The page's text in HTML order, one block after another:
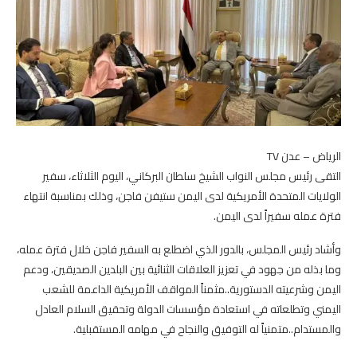
الرياض – عدن TV
التقى رئيس مجلس النواب الشيخ سلطان البركاني، اليوم الثلاثاء، سفير
الولايات المتحدة الأمريكية لدى اليمن ستيفن فاجن، وذلك بمناسبة انتهاء
فترة عمله سفيراً لدى اليمن.
وأشاد رئيس المجلس، بالدور الذي اضطلع به السفير فاجن خلال فترة عمله،
وما بذله من جهود في تعزيز العلاقات الثنائية بين البلدين الصديقين، ودعم
اليمن وشرعيته الدستورية..مثمناً المواقف الأمريكية الداعمة للشعب
اليمني وتطلعاته في استعادة مؤسسات الدولة وتحقيق السلام العادل
والمستدام..متمنياً له التوفيق والنجاح في مهامه المستقبلية.